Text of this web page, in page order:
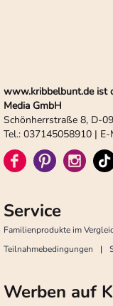
www.kribbelbunt.de ist
Media GmbH
Schönherrstraße 8, D-
Tel.: 037145058910 | E-
Service
Familienprodukte im
Teilnahmebedingungen
Werben auf